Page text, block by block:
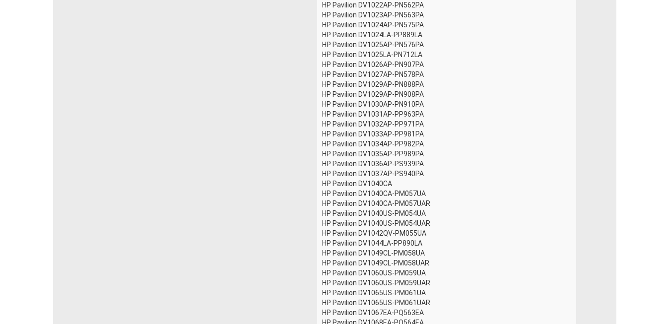
HP Pavilion DV1022AP-PN562PA
HP Pavilion DV1023AP-PN563PA
HP Pavilion DV1024AP-PN575PA
HP Pavilion DV1024LA-PP889LA
HP Pavilion DV1025AP-PN576PA
HP Pavilion DV1025LA-PN712LA
HP Pavilion DV1026AP-PN907PA
HP Pavilion DV1027AP-PN578PA
HP Pavilion DV1029AP-PN888PA
HP Pavilion DV1029AP-PN908PA
HP Pavilion DV1030AP-PN910PA
HP Pavilion DV1031AP-PP963PA
HP Pavilion DV1032AP-PP971PA
HP Pavilion DV1033AP-PP981PA
HP Pavilion DV1034AP-PP982PA
HP Pavilion DV1035AP-PP989PA
HP Pavilion DV1036AP-PS939PA
HP Pavilion DV1037AP-PS940PA
HP Pavilion DV1040CA
HP Pavilion DV1040CA-PM057UA
HP Pavilion DV1040CA-PM057UAR
HP Pavilion DV1040US-PM054UA
HP Pavilion DV1040US-PM054UAR
HP Pavilion DV1042QV-PM055UA
HP Pavilion DV1044LA-PP890LA
HP Pavilion DV1049CL-PM058UA
HP Pavilion DV1049CL-PM058UAR
HP Pavilion DV1060US-PM059UA
HP Pavilion DV1060US-PM059UAR
HP Pavilion DV1065US-PM061UA
HP Pavilion DV1065US-PM061UAR
HP Pavilion DV1067EA-PQ563EA